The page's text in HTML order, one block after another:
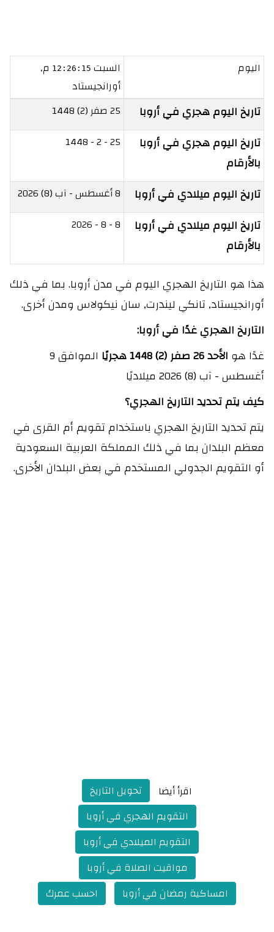
اليوم السبت 12:26:15 م,
أورانجيستاد
تاريخ اليوم هجري في أروبا 25 صفر (2) 1448
تاريخ اليوم هجري في أروبا
بالأرقام
25 - 2 - 1448
تاريخ اليوم ميلادي في أروبا 8 أغسطس - آب (8) 2026
تاريخ اليوم ميلادي في أروبا
بالأرقام
8 - 8 - 2026
هذا هو التاريخ الهجري اليوم في مدن أروبا. بما في ذلك
أورانجيستاد, تانكي ليندرت, سان نيكولاس ومدن أخرى.
التاريخ الهجري غدًا في أروبا:
غدًا هو الأحد 26 صفر (2) 1448 هجريًا
الموافق 9
أغسطس - آب (8) 2026 ميلاديًا
كيف يتم تحديد التاريخ الهجري؟
يتم تحديد التاريخ الهجري باستخدام تقويم أم القرى في
معظم البلدان بما في ذلك المملكة العربية السعودية
أو التقويم الجدولي المستخدم في بعض البلدان الأخرى.
اقرأ أيضا
تحويل التاريخ
التقويم الهجري في أروبا
التقويم الميلادي في أروبا
مواقيت الصلاة في أروبا
امساكية رمضان في أروبا
احسب عمرك